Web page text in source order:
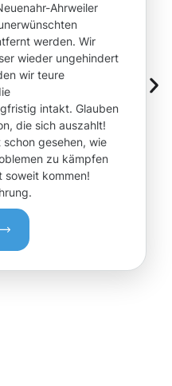
Ahrweiler
werden. Wir
wieder ungehindert
wir teure
intakt. Glauben
die sich auszahlt!
gesehen, wie
zu kämpfen
soweit kommen!